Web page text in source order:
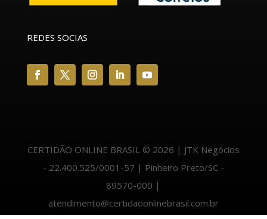
REDES SOCIAS
CERTIDÃO ONLINE BRASIL © 2026 | JTK Negócios
- 22.400.525/0001-57 | Pinheiro Preto/SC -
89570-000 |
atendimento@certidaoonlinebrasil.com.br